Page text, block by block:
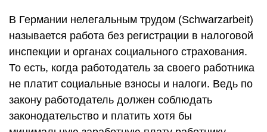
В Германии нелегальным трудом (Schwarzarbeit)
называется работа без регистрации в налоговой
инспекции и органах социального страхования.
То есть, когда работодатель за своего работника
не платит социальные взносы и налоги. Ведь по
закону работодатель должен соблюдать
законодательство и платить хотя бы